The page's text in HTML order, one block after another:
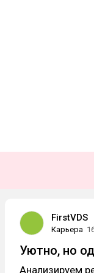
FirstVDS
Карьера
Уютно, но
Анализируем